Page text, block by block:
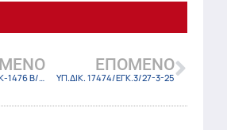
Κ.Υ.Α. 8233/25 (ΦΕΚ-1476 Β/27-3-25)
ΕΠΌΜΕΝΟ
ΥΠ.ΔΙΚ. 17474/ΕΓΚ.3/27-3-25